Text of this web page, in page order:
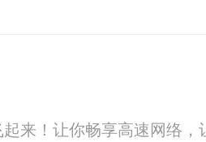
来！让你畅享高速网络，